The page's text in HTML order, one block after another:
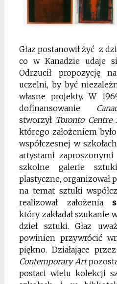
Głaz postanowił żyć z
co w Kanadzie udaje
Odrzucił propozycję
uczelni, by być
własne projekty. W
dofinansowanie
stworzył Toronto
którego założeniem
współczesnej w
artystami
szkolne galerie
plastyczne, organizował
na temat sztuki
realizował założenia
który zakładał szukanie
dzieł sztuki. Głaz
powinien przywrócić
piękno. Działające
Contemporary Art
postaci wielu kolekcji